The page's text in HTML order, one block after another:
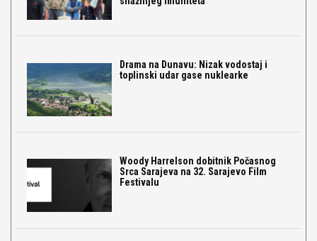
Drama na Dunavu: Nizak vodostaj i
toplinski udar gase nuklearke
Woody Harrelson dobitnik Počasnog
Srca Sarajeva na 32. Sarajevo Film
Festivalu